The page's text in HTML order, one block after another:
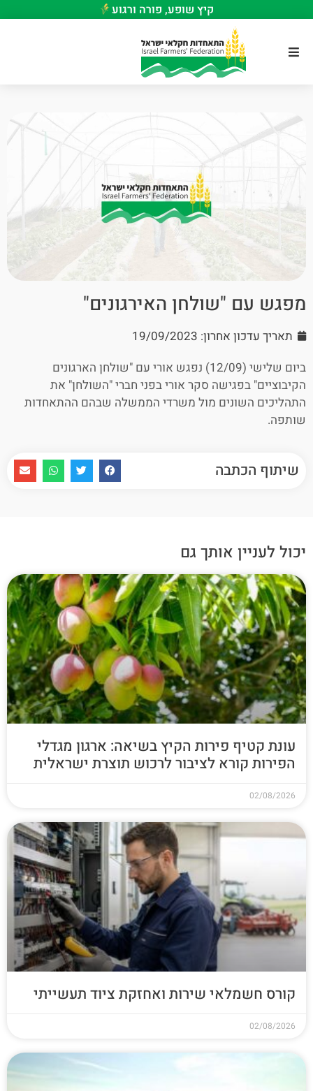
קיץ שופע, פורה ורגוע
מפגש עם "שולחן האירגונים"
תאריך עדכון אחרון: 19/09/2023
ביום שלישי (12/09) נפגש אורי עם "שולחן הארגונים
הקיבוציים" בפגישה סקר אורי בפני חברי "השולחן" את
התהליכים השונים מול משרדי הממשלה שבהם ההתאחדות
שותפה.
שיתוף הכתבה
יכול לעניין אותך גם
עונת קטיף פירות הקיץ בשיאה: ארגון מגדלי
הפירות קורא לציבור לרכוש תוצרת ישראלית
02/08/2026
קורס חשמלאי שירות ואחזקת ציוד תעשייתי
02/08/2026